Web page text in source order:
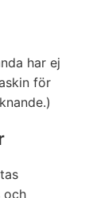
har ej
för
och